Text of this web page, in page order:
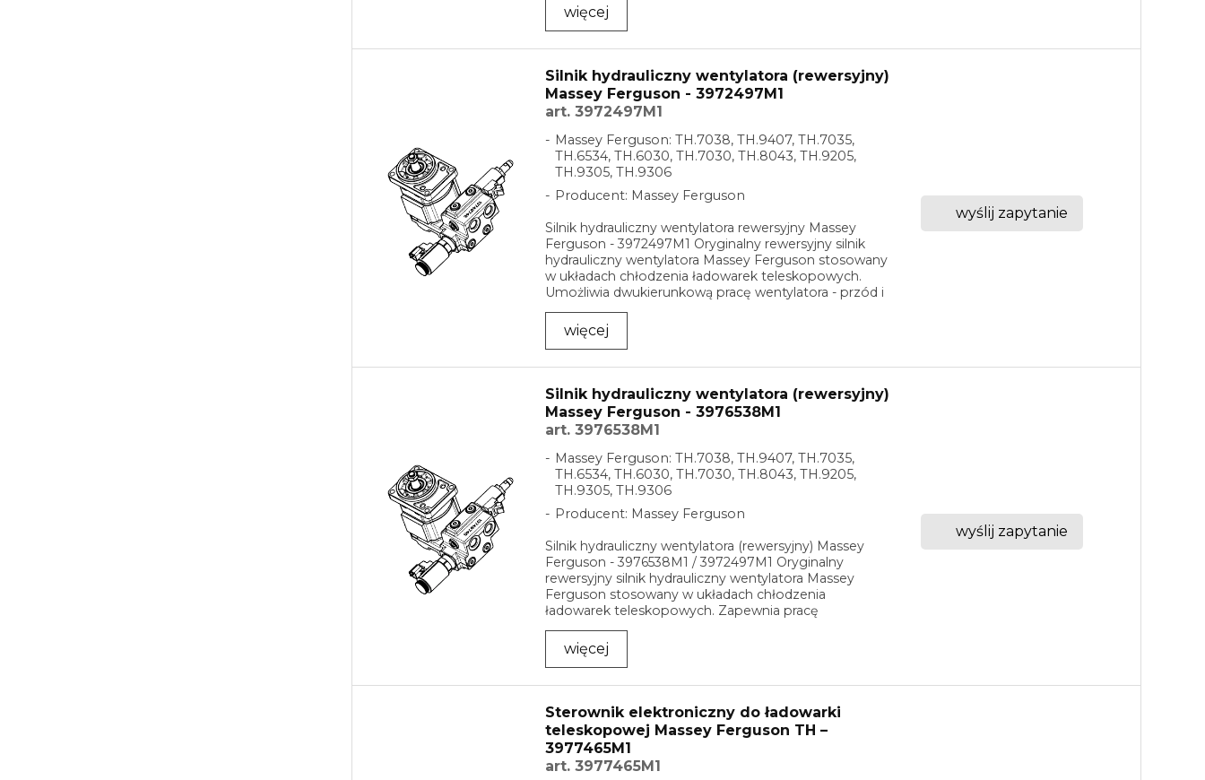
więcej
Silnik hydrauliczny wentylatora (rewersyjny)
Massey Ferguson - 3972497M1
art. 3972497M1
Massey Ferguson: TH.7038, TH.9407, TH.7035,
TH.6534, TH.6030, TH.7030, TH.8043, TH.9205,
TH.9305, TH.9306
Producent: Massey Ferguson
Silnik hydrauliczny wentylatora rewersyjny Massey
Ferguson - 3972497M1 Oryginalny rewersyjny silnik
hydrauliczny wentylatora Massey Ferguson stosowany
w układach chłodzenia ładowarek teleskopowych.
Umożliwia dwukierunkową pracę wentylatora - przód i
...
więcej
wyślij zapytanie
Silnik hydrauliczny wentylatora (rewersyjny)
Massey Ferguson - 3976538M1
art. 3976538M1
Massey Ferguson: TH.7038, TH.9407, TH.7035,
TH.6534, TH.6030, TH.7030, TH.8043, TH.9205,
TH.9305, TH.9306
Producent: Massey Ferguson
Silnik hydrauliczny wentylatora (rewersyjny) Massey
Ferguson - 3976538M1 / 3972497M1 Oryginalny
rewersyjny silnik hydrauliczny wentylatora Massey
Ferguson stosowany w układach chłodzenia
ładowarek teleskopowych. Zapewnia pracę
wentylatora w dwóch ...
więcej
wyślij zapytanie
Sterownik elektroniczny do ładowarki
teleskopowej Massey Ferguson TH –
3977465M1
art. 3977465M1